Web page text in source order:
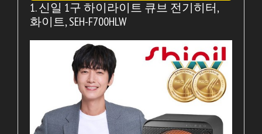
1. 신일 1구 하이라이트 큐브 전기히터,
화이트, SEH-F700HLW